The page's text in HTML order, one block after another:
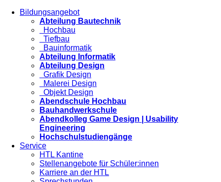
Bildungsangebot
Abteilung Bautechnik
Hochbau
Tiefbau
Bauinformatik
Abteilung Informatik
Abteilung Design
Grafik Design
Malerei Design
Objekt Design
Abendschule Hochbau
Bauhandwerkschule
Abendkolleg Game Design | Usability
Engineering
Hochschulstudiengänge
Service
HTL Kantine
Stellenangebote für Schüler:innen
Karriere an der HTL